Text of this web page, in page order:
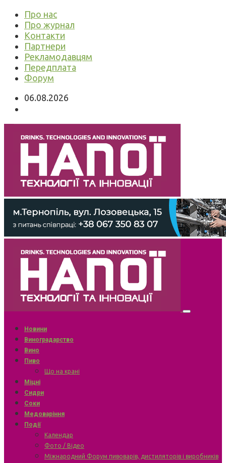
Про нас
Про журнал
Контакти
Партнери
Рекламодавцям
Передплата
Форум
06.08.2026
Новини
Виноградарство
Вино
Пиво
Що на крані
Міцні
Сидри
Соки
Медоваріння
Події
Календар
Фото / Відео
Міжнародний Форум пивоварів, дистиляторів і виробників